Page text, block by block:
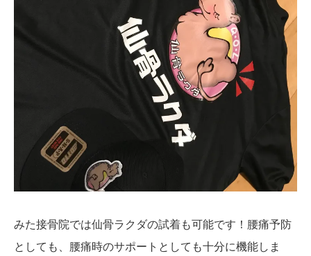
みた接骨院では仙骨ラクダの試着も可能です！腰痛予防
としても、腰痛時のサポートとしても十分に機能しま